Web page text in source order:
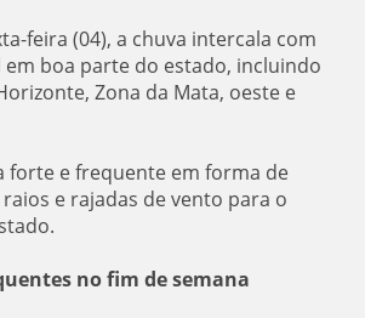
feira (04), a chuva intercala com
boa parte do estado, incluindo
Zona da Mata, oeste e
forte e frequente em forma de
e rajadas de vento para o
no fim de semana